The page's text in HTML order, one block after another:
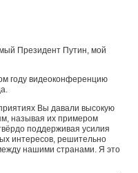
Президент Путин, мой
году видеоконференцию
Вы давали высокую
называя их примером
поддерживая усилия
интересов, решительно
нашими странами. Я это